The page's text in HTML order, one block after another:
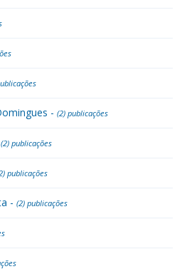
- (2) publicações
(2) publicações
publicações
- (2) publicações